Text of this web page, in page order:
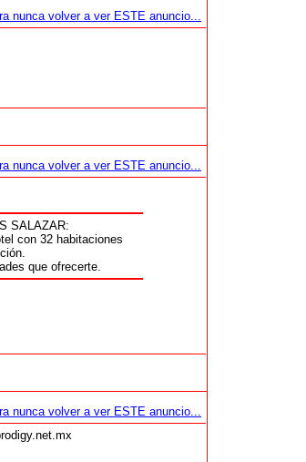
nunca volver a ver ESTE anuncio...
nunca volver a ver ESTE anuncio...
SALAZAR:
con 32 habitaciones
que ofrecerte.
nunca volver a ver ESTE anuncio...